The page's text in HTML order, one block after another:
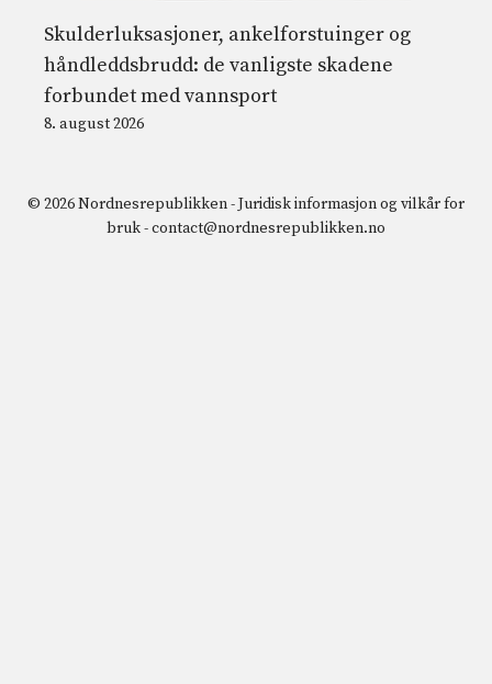
Skulderluksasjoner, ankelforstuinger og
håndleddsbrudd: de vanligste skadene
forbundet med vannsport
8. august 2026
© 2026 Nordnesrepublikken -Juridisk informasjon og vilkår for
bruk-contact@nordnesrepublikken.no